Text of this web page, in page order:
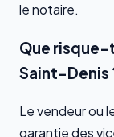
le notaire.
Que risque-
Saint-Denis
Le vendeur ou
garantie des